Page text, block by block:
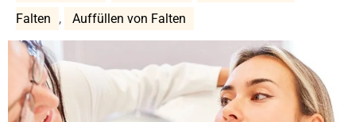
Falten
, Auffüllen von Falten